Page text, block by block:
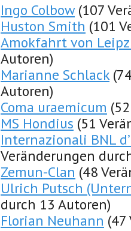
Ingo Colbow (107
Huston Smith (101
Amokfahrt von
Autoren)
Marianne Schlack
Autoren)
Coma uraemicum
MS Hondius (51
Internazionali BNL
Veränderungen
Zemun-Clan (48
Ulrich Putsch
durch 13 Autoren)
Florian Neuhann